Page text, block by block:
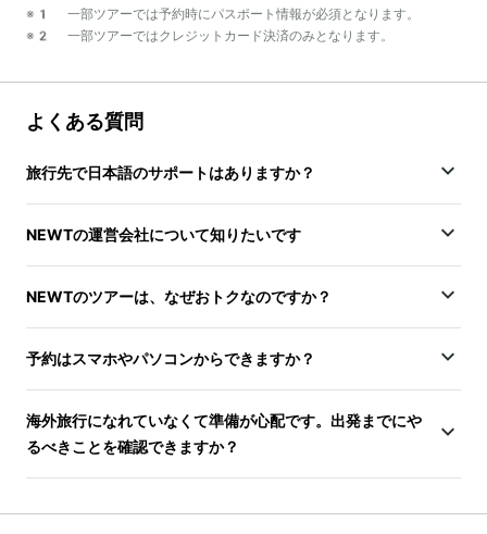
※1 一部ツアーでは予約時にパスポート情報が必須となります。
※2 一部ツアーではクレジットカード決済のみとなります。
よくある質問
旅行先で日本語のサポートはありますか？
NEWTの運営会社について知りたいです
NEWTのツアーは、なぜおトクなのですか？
予約はスマホやパソコンからできますか？
海外旅行になれていなくて準備が心配です。出発までにや
るべきことを確認できますか？